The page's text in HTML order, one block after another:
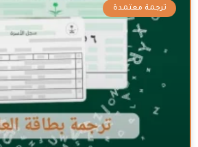
ترجمة معتمدة